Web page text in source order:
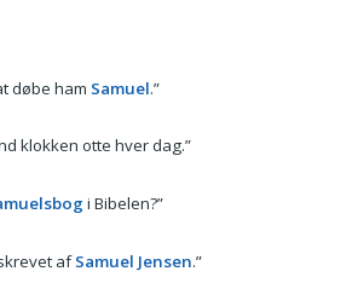
døbe ham Samuel.”
klokken otte hver dag.”
i Bibelen?”
afSamuel Jensen.”